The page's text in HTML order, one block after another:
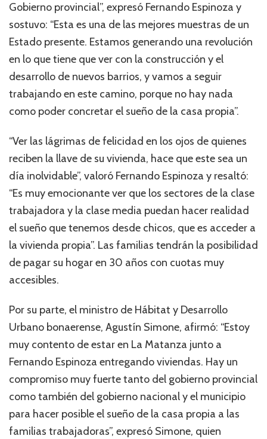
Gobierno provincial”, expresó Fernando Espinoza y
sostuvo: “Esta es una de las mejores muestras de un
Estado presente. Estamos generando una revolución
en lo que tiene que ver con la construcción y el
desarrollo de nuevos barrios, y vamos a seguir
trabajando en este camino, porque no hay nada
como poder concretar el sueño de la casa propia”.
“Ver las lágrimas de felicidad en los ojos de quienes
reciben la llave de su vivienda, hace que este sea un
día inolvidable”, valoró Fernando Espinoza y resaltó:
“Es muy emocionante ver que los sectores de la clase
trabajadora y la clase media puedan hacer realidad
el sueño que tenemos desde chicos, que es acceder a
la vivienda propia”. Las familias tendrán la posibilidad
de pagar su hogar en 30 años con cuotas muy
accesibles.
Por su parte, el ministro de Hábitat y Desarrollo
Urbano bonaerense, Agustín Simone, afirmó: “Estoy
muy contento de estar en La Matanza junto a
Fernando Espinoza entregando viviendas. Hay un
compromiso muy fuerte tanto del gobierno provincial
como también del gobierno nacional y el municipio
para hacer posible el sueño de la casa propia a las
familias trabajadoras”, expresó Simone, quien